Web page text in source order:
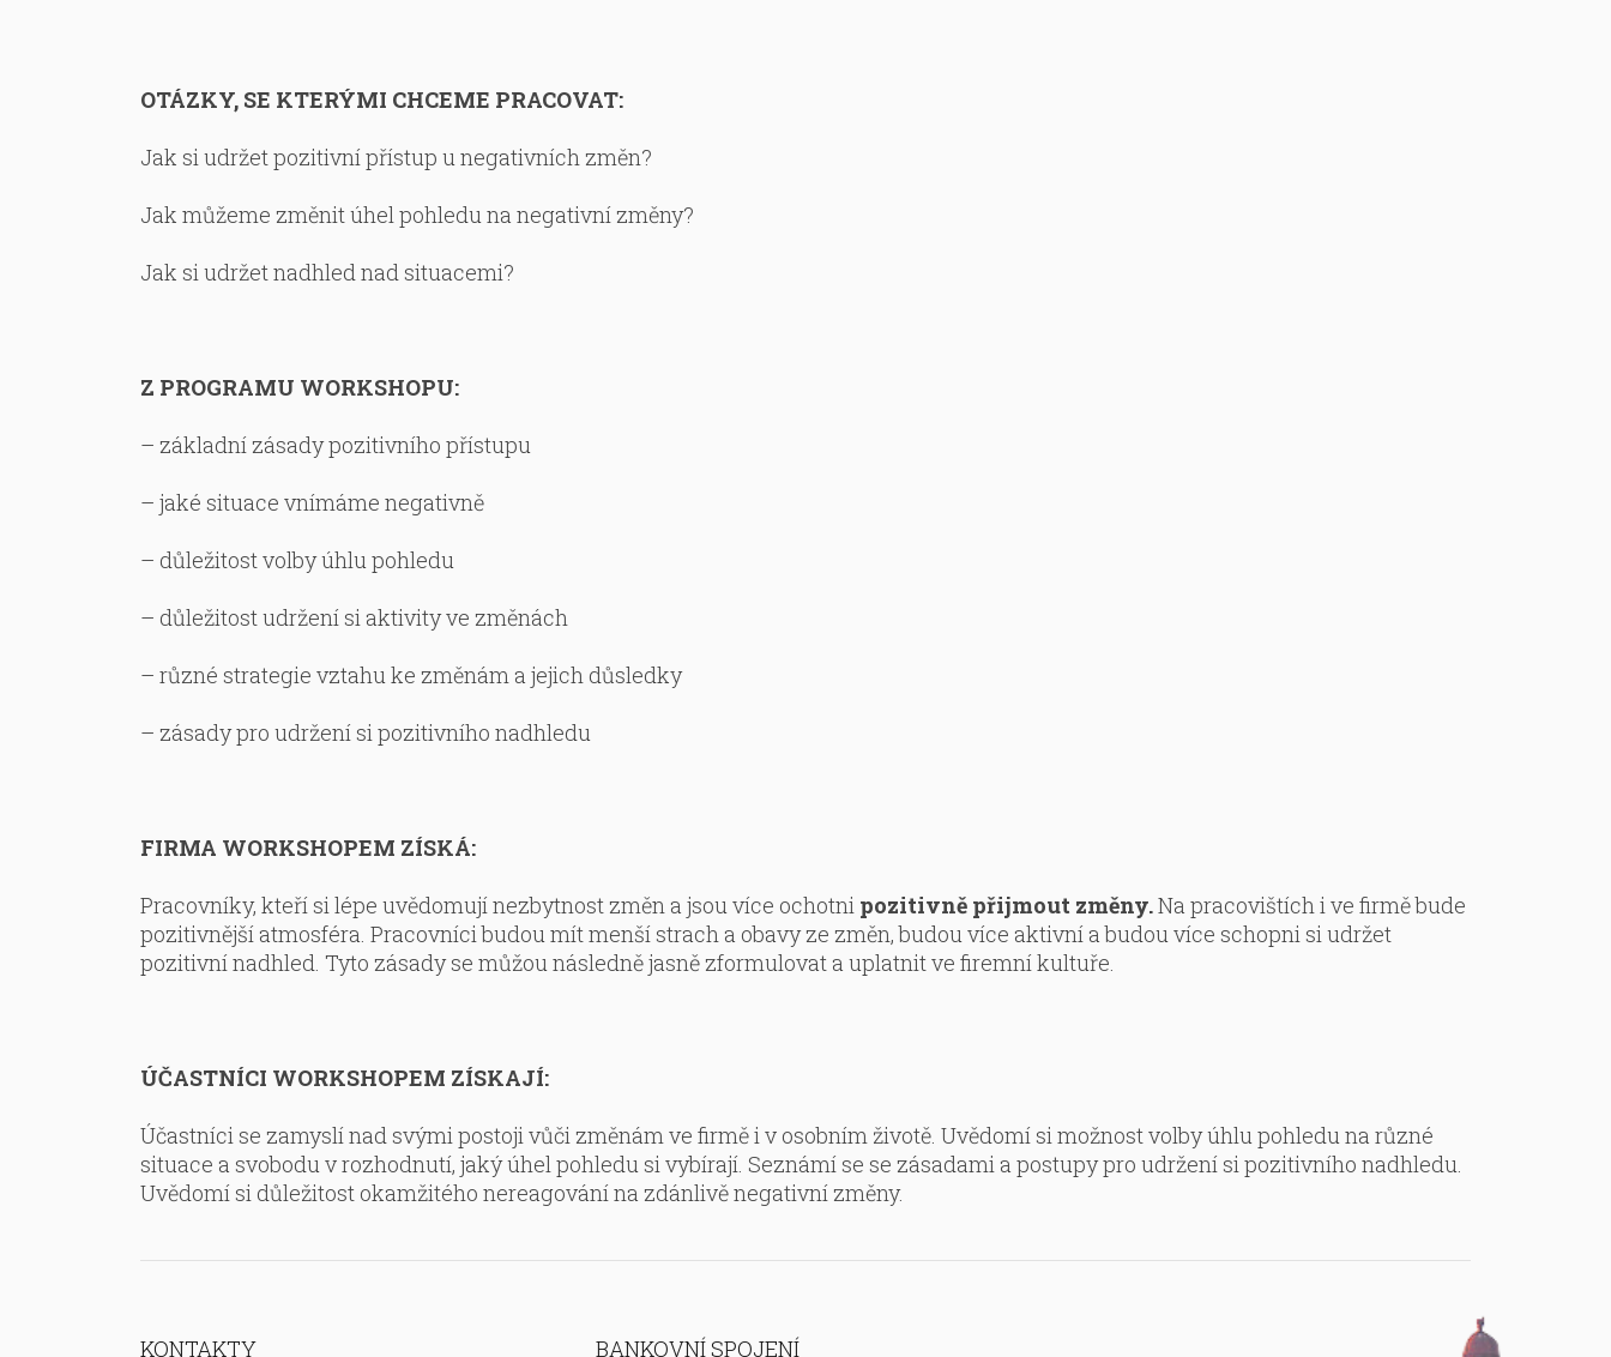
OTÁZKY, SE KTERÝMI CHCEME PRACOVAT:
Jak si udržet pozitivní přístup u negativních změn?
Jak můžeme změnit úhel pohledu na negativní změny?
Jak si udržet nadhled nad situacemi?
Z PROGRAMU WORKSHOPU:
– základní zásady pozitivního přístupu
– jaké situace vnímáme negativně
– důležitost volby úhlu pohledu
– důležitost udržení si aktivity ve změnách
– různé strategie vztahu ke změnám a jejich důsledky
– zásady pro udržení si pozitivního nadhledu
FIRMA WORKSHOPEM ZÍSKÁ:
Pracovníky, kteří si lépe uvědomují nezbytnost změn a jsou více ochotni pozitivně přijmout změny.Na pracovištích i ve firmě bude
pozitivnější atmosféra. Pracovníci budou mít menší strach a obavy ze změn, budou více aktivní a budou více schopni si udržet
pozitivní nadhled. Tyto zásady se můžou následně jasně zformulovat a uplatnit ve firemní kultuře.
ÚČASTNÍCI WORKSHOPEM ZÍSKAJÍ:
Účastníci se zamyslí nad svými postoji vůči změnám ve firmě i v osobním životě. Uvědomí si možnost volby úhlu pohledu na různé
situace a svobodu v rozhodnutí, jaký úhel pohledu si vybírají. Seznámí se se zásadami a postupy pro udržení si pozitivního nadhledu.
Uvědomí si důležitost okamžitého nereagování na zdánlivě negativní změny.
KONTAKTY BANKOVNÍ SPOJENÍ